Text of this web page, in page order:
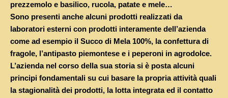
prezzemolo e basilico, rucola, patate e mele…
Sono presenti anche alcuni prodotti realizzati da
laboratori esterni con prodotti interamente dell’azienda
come ad esempio il Succo di Mela 100%, la confettura di
fragole, l’antipasto piemontese e i peperoni in agrodolce.
L’azienda nel corso della sua storia si è posta alcuni
principi fondamentali su cui basare la propria attività quali
la stagionalità dei prodotti, la lotta integrata ed il contatto